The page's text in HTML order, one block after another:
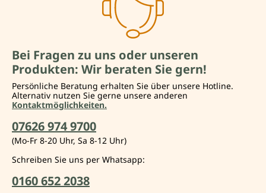
Bei Fragen zu uns oder unseren
Produkten: Wir beraten Sie gern!
Persönliche Beratung erhalten Sie über unsere Hotline.
Alternativ nutzen Sie gerne unsere anderen
Kontaktmöglichkeiten.
07626 974 9700
(Mo-Fr 8-20 Uhr, Sa 8-12 Uhr)
Schreiben Sie uns per Whatsapp:
0160 652 2038